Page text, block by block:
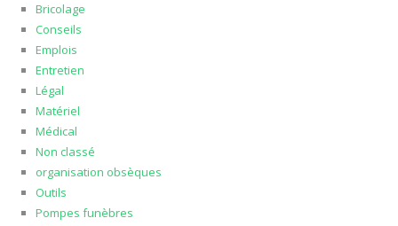
Bricolage
Conseils
Emplois
Entretien
Légal
Matériel
Médical
Non classé
organisation obsèques
Outils
Pompes funèbres